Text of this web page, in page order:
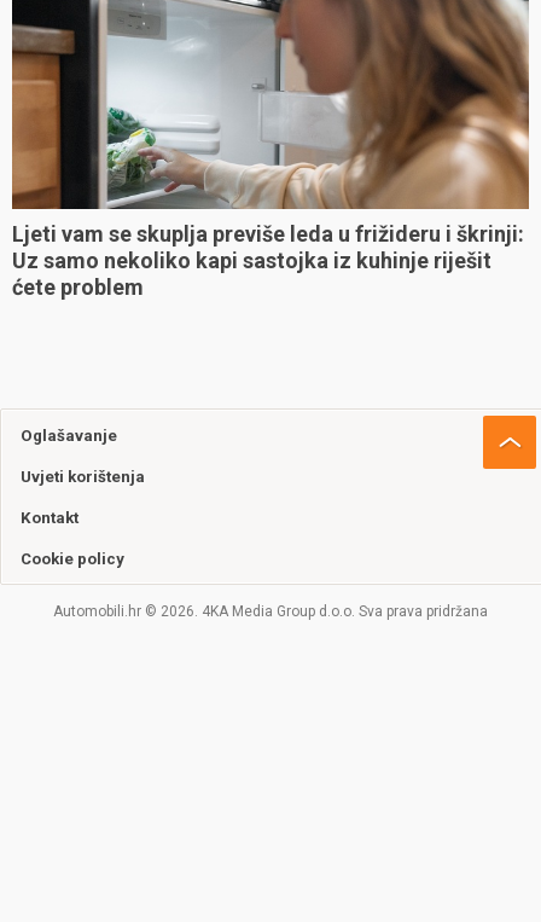
Ljeti vam se skuplja previše leda u frižideru i škrinji:
Uz samo nekoliko kapi sastojka iz kuhinje riješit
ćete problem
Oglašavanje
Uvjeti korištenja
Kontakt
Cookie policy
Automobili.hr © 2026. 4KA Media Group d.o.o. Sva prava pridržana